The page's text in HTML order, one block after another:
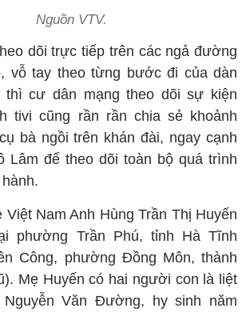
Nguồn VTV.
dõi trực tiếp trên các ngả đường
vỗ tay theo từng bước đi của dàn
thì cư dân mạng theo dõi sự kiện
tivi cũng rần rần chia sẻ khoảnh
bà ngồi trên khán đài, ngay cạnh
Lâm để theo dõi toàn bộ quá trình
Nam Anh Hùng Trần Thị Huyến
phường Trần Phú, tỉnh Hà Tĩnh
Công, phường Đồng Môn, thành
Mẹ Huyến có hai người con là liệt
Văn Đường, hy sinh năm